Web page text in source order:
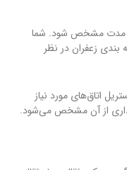
مدت مشخص شود. شما
را برای بسته بندی زعفران در نظر
اتاق‌های مورد نیاز
از آن مشخص می‌شود.